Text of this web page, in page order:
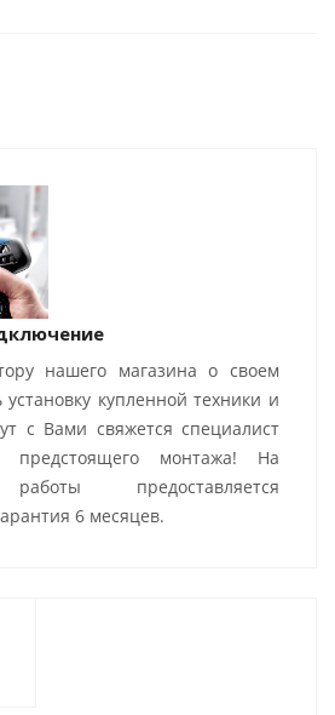
нашего магазина о своем
купленной техники и
с Вами свяжется специалист
предстоящего монтажа! На
предоставляется
6 месяцев.